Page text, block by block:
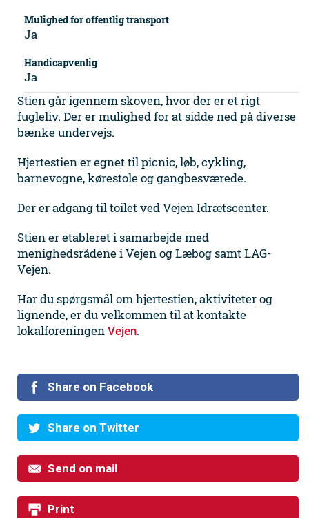
Mulighed for offentlig transport
Ja
Handicapvenlig
Ja
Stien går igennem skoven, hvor der er et rigt
fugleliv. Der er mulighed for at sidde ned på diverse
bænke undervejs.
Hjertestien er egnet til picnic, løb, cykling,
barnevogne, kørestole og gangbesværede.
Der er adgang til toilet ved Vejen Idrætscenter.
Stien er etableret i samarbejde med
menighedsrådene i Vejen og Læbog samt LAG-
Vejen.
Har du spørgsmål om hjertestien, aktiviteter og
lignende, er du velkommen til at kontakte
lokalforeningen Vejen.
Share on Facebook
Share on Twitter
Send on mail
Print